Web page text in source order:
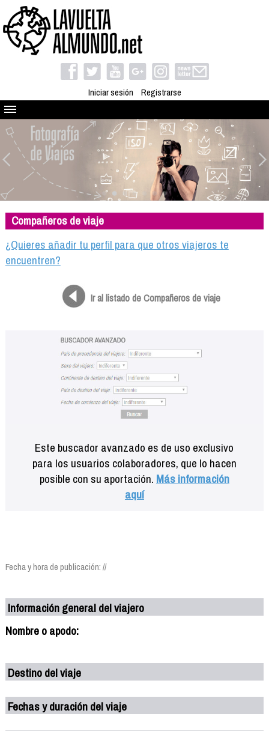
Iniciar sesión Registrarse
Quienes somos
El proyecto
Blog
Viaja con nosotros
Camino solidario
Libros
Compañeros de viaje
Compañeros de viaje
¿Quieres añadir tu perfil para que otros viajeros te
encuentren?
Ir al listado de Compañeros de viaje
Este buscador avanzado es de uso exclusivo
para los usuarios colaboradores, que lo hacen
posible con su aportación. Más información
aquí
Fecha y hora de publicación: //
Información general del viajero
Nombre o apodo:
Destino del viaje
Fechas y duración del viaje